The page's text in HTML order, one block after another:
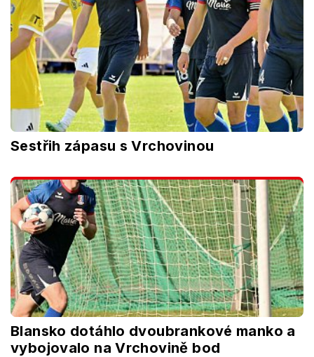
Sestřih zápasu s Vrchovinou
Blansko dotáhlo dvoubrankové manko a
vybojovalo na Vrchovině bod